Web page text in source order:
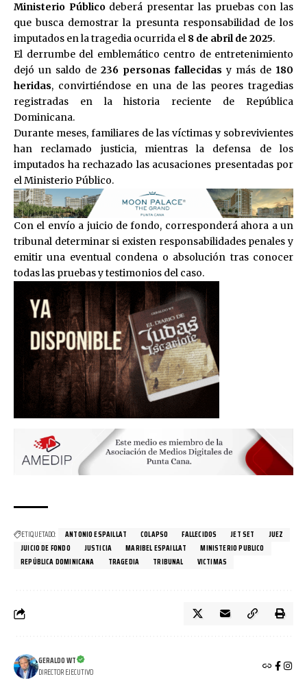
Ministerio Públicodeberá presentar las pruebas con las
que busca demostrar la presunta responsabilidad de los
imputados en la tragedia ocurrida el 8 de abril de 2025.
El derrumbe del emblemático centro de entretenimiento
dejó un saldo de 236 personas fallecidas y más de 180
heridas, convirtiéndose en una de las peores tragedias
registradas en la historia reciente de República
Dominicana.
Durante meses, familiares de las víctimas y sobrevivientes
han reclamado justicia, mientras la defensa de los
imputados ha rechazado las acusaciones presentadas por
el Ministerio Público.
Con el envío a juicio de fondo, corresponderá ahora a un
tribunal determinar si existen responsabilidades penales y
emitir una eventual condena o absolución tras conocer
todas las pruebas y testimonios del caso.
ETIQUETADO: ANTONIO ESPAILLAT COLAPSO FALLECIDOS JET SET
JUEZ
JUICIO DE FONDO
JUSTICIA MARIBEL ESPAILLAT
MINISTERIO PUBLICO
REPÚBLICA DOMINICANA
TRAGEDIA TRIBUNAL VICTIMAS
GERALDO WT
DIRECTOR EJECUTIVO